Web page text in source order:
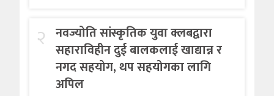
२ नवज्योति सांस्कृतिक युवा क्लबद्वारा
सहाराविहीन दुई बालकलाई खाद्यान्न र
नगद सहयोग, थप सहयोगका लागि
अपिल